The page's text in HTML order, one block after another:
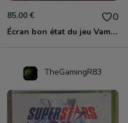
85.00 € 0
Écran bon état du jeu Vampire et livre de règles « la mascarade » état d’usage
TheGamingR83